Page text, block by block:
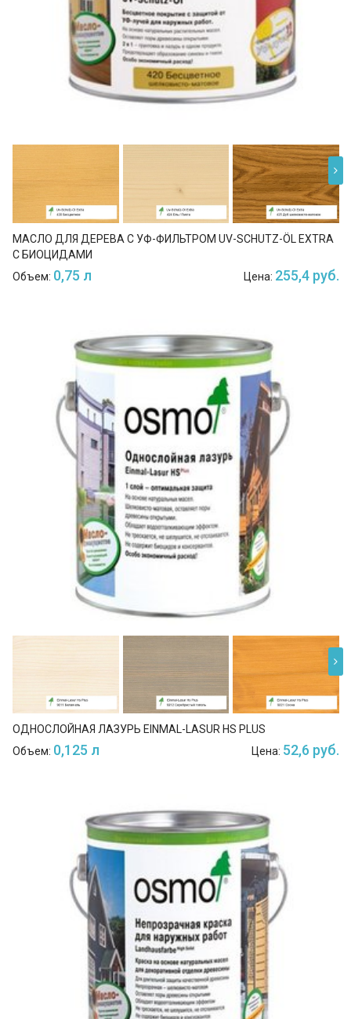
МАСЛО ДЛЯ ДЕРЕВА С УФ-ФИЛЬТРОМ UV-SCHUTZ-ÖL EXTRA
С БИОЦИДАМИ
Объем: 0,75 л Цена: 255,4 руб.
ОДНОСЛОЙНАЯ ЛАЗУРЬ EINMAL-LASUR HS PLUS
Объем: 0,125 л Цена: 52,6 руб.